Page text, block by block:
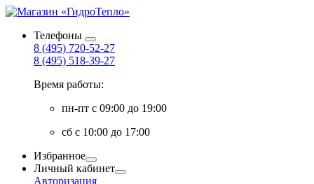
Телефоны
8 (495) 720-52-27
8 (495) 518-39-27
Время работы:
пн-пт с 09:00 до 19:00
сб с 10:00 до 17:00
Избранное
Личный кабинет
Авторизация